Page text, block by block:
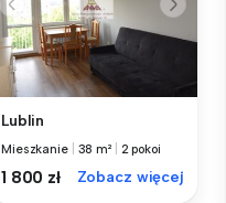
Lublin
Mieszkanie 38 m² 2 pokoi
1 800 zł Zobacz więcej